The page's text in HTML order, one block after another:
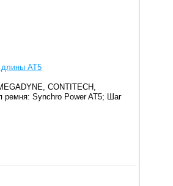
длины AT5
CONTITECH,
ремня: Synchro Power AT5;
Шаг